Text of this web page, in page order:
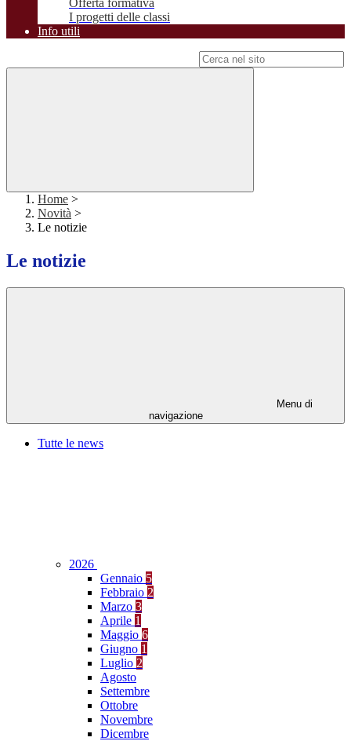
Offerta formativa
I progetti delle classi
Info utili
Home >
Novità >
Le notizie
Le notizie
Menu di
navigazione
Tutte le news
2026
Gennaio 5
Febbraio 2
Marzo 3
Aprile 1
Maggio 6
Giugno 1
Luglio 2
Agosto
Settembre
Ottobre
Novembre
Dicembre